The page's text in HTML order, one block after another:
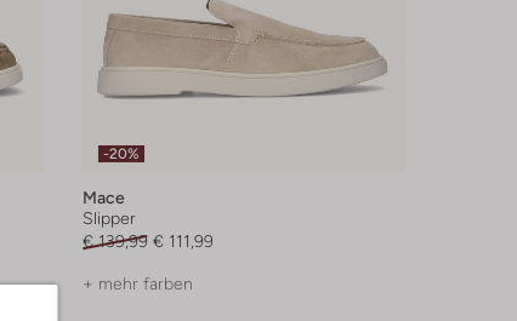
-20%
Mace
Slipper
€ 139,99 € 111,99
+ mehr farben